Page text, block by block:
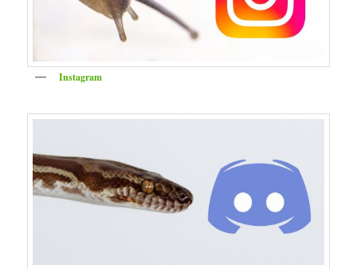
Instagram